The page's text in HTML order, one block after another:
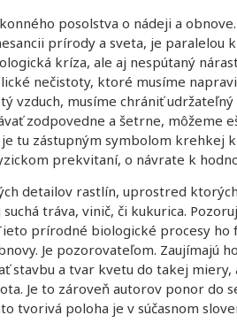
posolstva o nádeji a
prírody a sveta, je paralelou
kríza, ale aj nespútaný
nečistoty, ktoré musíme
vzduch, musíme chrániť udržateľný
zodpovedne a šetrne, môžeme
tu zástupným symbolom krehkej
prekvitaní, o návrate k
detailov rastlín, uprostred
tráva, vinič, či kukurica.
prírodné biologické procesy ho
Je pozorovateľom. Zaujímajú ho
stavbu a tvar kvetu do takej miery,
Je to zároveň autorov ponor do
tvorivá poloha je v súčasnom